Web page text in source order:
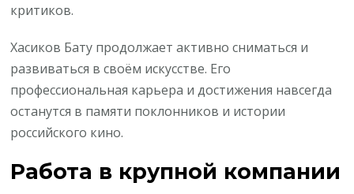
критиков.
Хасиков Бату продолжает активно сниматься и
развиваться в своём искусстве. Его
профессиональная карьера и достижения навсегда
останутся в памяти поклонников и истории
российского кино.
Работа в крупной компании